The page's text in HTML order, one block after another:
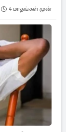
4 மாதங்கள் முன்